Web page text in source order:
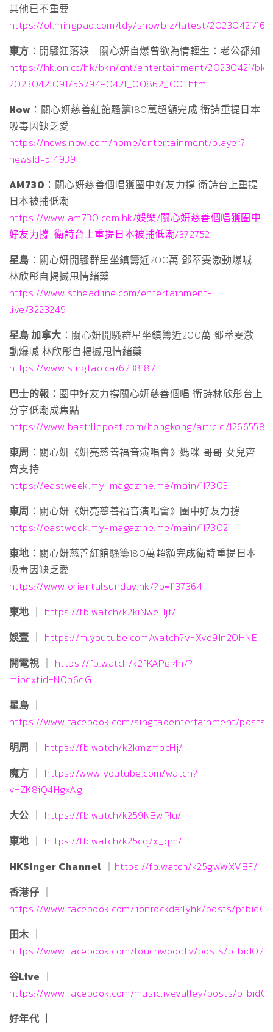
其他已不重要
https://ol.mingpao.com/ldy/showbiz/latest/20230421/
東方 ：開騷狂落淚 關心妍自爆曾欲為情輕生：老公都知
https://hk.on.cc/hk/bkn/cnt/entertainment/20230421/
20230421091756794-0421_00862_001.html
Now ：關心妍慈善紅館騷籌180萬超額完成 衛詩重提日本
吸毒因缺乏愛
https://news.now.com/home/entertainment/player?
newsId=514939
AM730 ：關心妍慈善個唱獲圈中好友力撐 衛詩台上重提
日本被捕低潮
https://www.am730.com.hk/娛樂/關心妍慈善個唱獲圈中
好友力撐-衛詩台上重提日本被捕低潮/372752
星島 ：關心妍開騷群星坐鎮籌近200萬 鄧萃雯激動爆喊
林欣彤自揭搣甩情緒藥
https://www.stheadline.com/entertainment-
live/3223249
星島 加拿大 ：關心妍開騷群星坐鎮籌近200萬 鄧萃雯激
動爆喊 林欣彤自揭搣甩情緒藥
https://www.singtao.ca/6238187
巴士的報：圈中好友力撐關心妍慈善個唱 衛詩林欣彤台上
分享低潮成焦點
https://www.bastillepost.com/hongkong/article/12665585
東周 ：關心妍《妍亮慈善福音演唱會》媽咪 哥哥 女兒齊
齊支持
https://eastweek.my-magazine.me/main/117303
東周 ：關心妍《妍亮慈善福音演唱會》圈中好友力撐
https://eastweek.my-magazine.me/main/117302
東地 ：關心妍慈善紅館騷籌180萬超額完成衛詩重提日本
吸毒因缺乏愛‍️
https://www.orientalsunday.hk/?p=1137364
東地 ｜ https://fb.watch/k2kiNweHjt/
娛壹 ｜ https://m.youtube.com/watch?v=Xvo91n2OHNE
開電視 ｜ https://fb.watch/k2fKAPgI4n/?
mibextid=NOb6eG
星島 ｜
https://www.facebook.com/singtaoentertainment/posts/
明周 ｜ https://fb.watch/k2kmzmocHj/
魔方 ｜ https://www.youtube.com/watch?
v=ZK8iQ4HgxAg
大公 ｜ https://fb.watch/k259NBwPIu/
東地 ｜ https://fb.watch/k25cq7x_qm/
HKSInger Channel ｜ https://fb.watch/k25gwWXVBF/
香港仔 ｜
https://www.facebook.com/lionrockdailyhk/posts/
田木｜
https://www.facebook.com/touchwoodtv/posts/
谷Live ｜
https://www.facebook.com/musiclivevalley/posts/
好年代 ｜